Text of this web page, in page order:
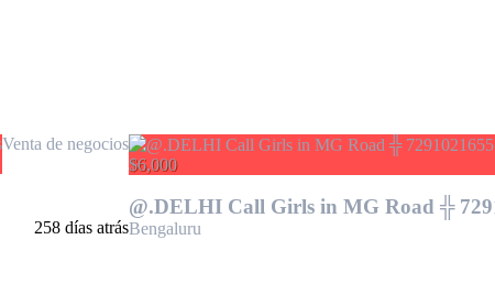
Venta de negocios
258 días atrás
$6,000
@.DELHI Call Girls in MG Road ╬
Bengaluru